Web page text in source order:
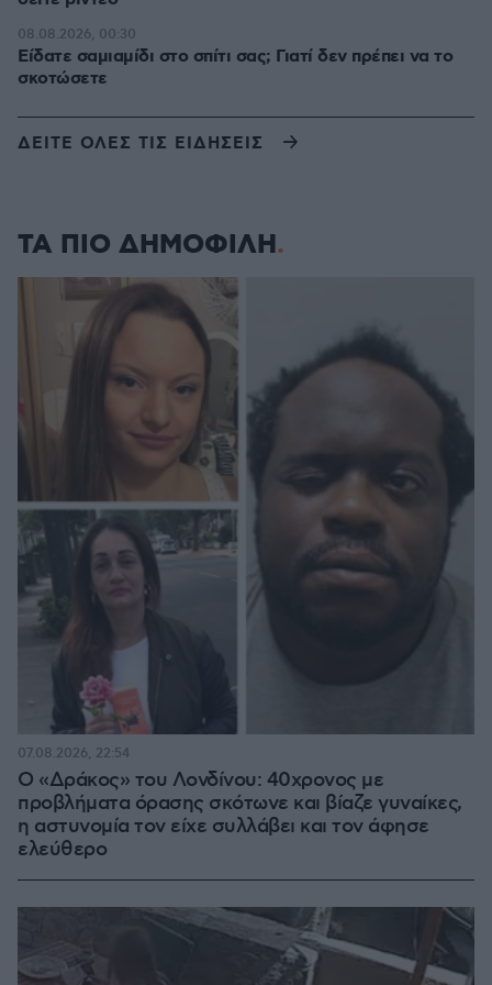
Είδατε σαμιαμίδι στο σπίτι σας; Γιατί δεν πρέπει να το
σκοτώσετε
08.08.2026, 00:30
ΔΕΙΤΕ ΟΛΕΣ ΤΙΣ ΕΙΔΗΣΕΙΣ
ΤΑ ΠΙΟ ΔΗΜΟΦΙΛΗ
Ο «Δράκος» του Λονδίνου: 40χρονος με
προβλήματα όρασης σκότωνε και βίαζε γυναίκες,
η αστυνομία τον είχε συλλάβει και τον άφησε
ελεύθερο
07.08.2026, 22:54